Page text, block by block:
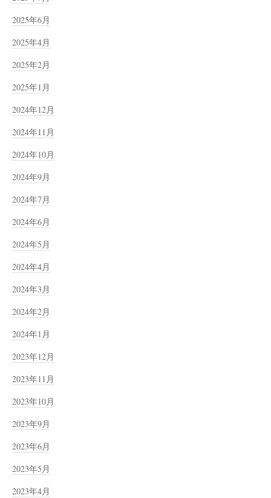
2025年6月
2025年4月
2025年2月
2025年1月
2024年12月
2024年11月
2024年10月
2024年9月
2024年7月
2024年6月
2024年5月
2024年4月
2024年3月
2024年2月
2024年1月
2023年12月
2023年11月
2023年10月
2023年9月
2023年6月
2023年5月
2023年4月